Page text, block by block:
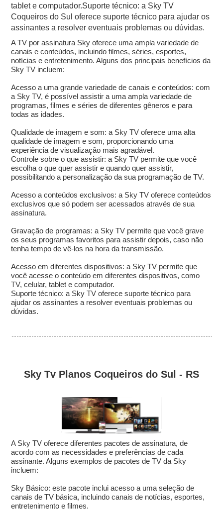
tablet e computador.Suporte técnico: a Sky TV
Coqueiros do Sul oferece suporte técnico para ajudar os
assinantes a resolver eventuais problemas ou dúvidas.
A TV por assinatura Sky oferece uma ampla variedade de
canais e conteúdos, incluindo filmes, séries, esportes,
notícias e entretenimento. Alguns dos principais benefícios da
Sky TV incluem:
Acesso a uma grande variedade de canais e conteúdos: com
a Sky TV, é possível assistir a uma ampla variedade de
programas, filmes e séries de diferentes gêneros e para
todas as idades.
Qualidade de imagem e som: a Sky TV oferece uma alta
qualidade de imagem e som, proporcionando uma
experiência de visualização mais agradável.
Controle sobre o que assistir: a Sky TV permite que você
escolha o que quer assistir e quando quer assistir,
possibilitando a personalização da sua programação de TV.
Acesso a conteúdos exclusivos: a Sky TV oferece conteúdos
exclusivos que só podem ser acessados através de sua
assinatura.
Gravação de programas: a Sky TV permite que você grave
os seus programas favoritos para assistir depois, caso não
tenha tempo de vê-los na hora da transmissão.
Acesso em diferentes dispositivos: a Sky TV permite que
você acesse o conteúdo em diferentes dispositivos, como
TV, celular, tablet e computador.
Suporte técnico: a Sky TV oferece suporte técnico para
ajudar os assinantes a resolver eventuais problemas ou
dúvidas.
Sky Tv Planos Coqueiros do Sul - RS
A Sky TV oferece diferentes pacotes de assinatura, de
acordo com as necessidades e preferências de cada
assinante. Alguns exemplos de pacotes de TV da Sky
incluem:
Sky Básico: este pacote inclui acesso a uma seleção de
canais de TV básica, incluindo canais de notícias, esportes,
entretenimento e filmes.